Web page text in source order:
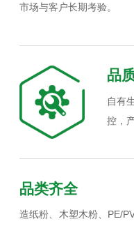
市场与客户长期考验。
品
自有
控，
品类齐全
造纸粉、木塑木粉、PE/